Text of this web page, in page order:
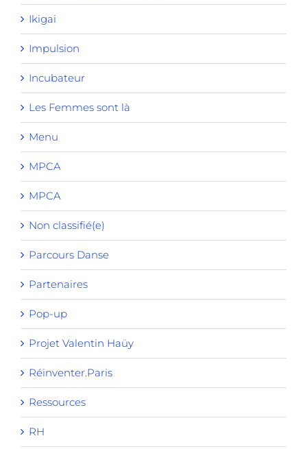
Ikigai
Impulsion
Incubateur
Les Femmes sont là
Menu
MPCA
MPCA
Non classifié(e)
Parcours Danse
Partenaires
Pop-up
Projet Valentin Haüy
Réinventer.Paris
Ressources
RH